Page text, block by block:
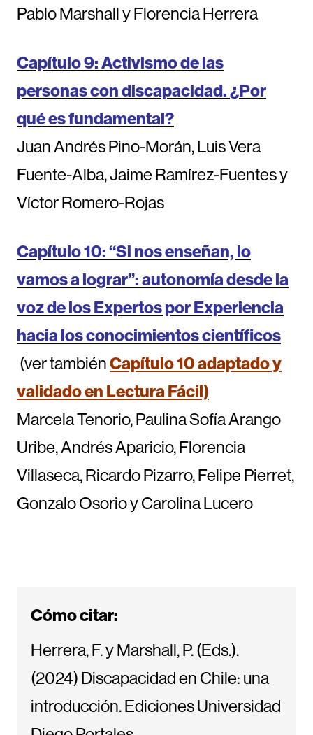
Pablo Marshall y Florencia Herrera
Capítulo 9: Activismo de las
personas con discapacidad. ¿Por
qué es fundamental?
Juan Andrés Pino-Morán, Luis Vera
Fuente-Alba, Jaime Ramírez-Fuentes y
Víctor Romero-Rojas
Capítulo 10: “Si nos enseñan, lo
vamos a lograr”: autonomía desde la
voz de los Expertos por Experiencia
hacia los conocimientos científicos
(ver tambiénCapítulo 10 adaptado y
validado en Lectura Fácil)
Marcela Tenorio, Paulina Sofía Arango
Uribe, Andrés Aparicio, Florencia
Villaseca, Ricardo Pizarro, Felipe Pierret,
Gonzalo Osorio y Carolina Lucero
Cómo citar:
Herrera, F. y Marshall, P. (Eds.).
(2024) Discapacidad en Chile: una
introducción. Ediciones Universidad